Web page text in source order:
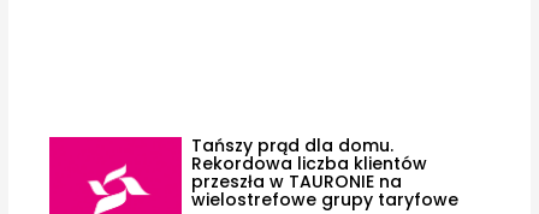
Tańszy prąd dla domu.
Rekordowa liczba klientów
przeszła w TAURONIE na
wielostrefowe grupy taryfowe